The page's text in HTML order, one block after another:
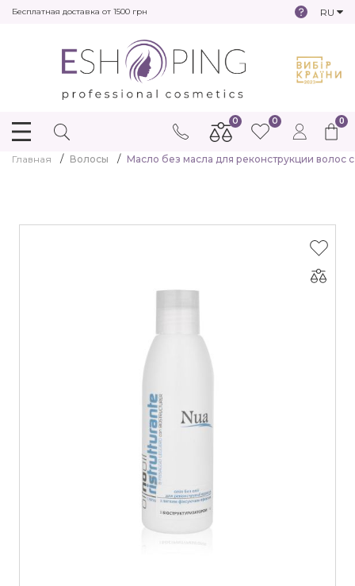
Бесплатная доставка от 1500 грн RU
0
0 0
Главная Волосы Масло без масла для реконструкции